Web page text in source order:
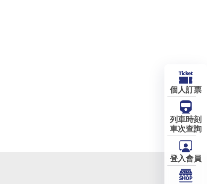
個人訂票
列車時刻
車次查詢
登入會員